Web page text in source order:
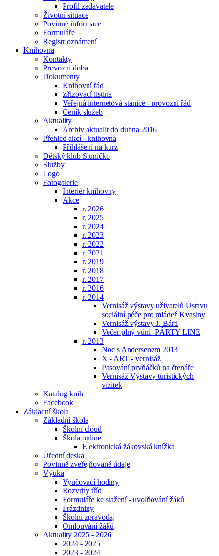
Profil zadavatele
Životní situace
Povinné informace
Formuláře
Registr oznámení
Knihovna
Kontakty
Provozní doba
Dokumenty
Knihovní řád
Zřizovací listina
Veřejná internetová stanice - provozní řád
Ceník služeb
Aktuality
Archiv aktualit do dubna 2016
Přehled akcí - knihovna
Přihlášení na kurz
Dětský klub Sluníčko
Služby
Logo
Fotogalerie
Interiér knihovny
Akce
r. 2026
r. 2025
r. 2024
r. 2023
r. 2022
r. 2021
r. 2019
r. 2018
r. 2017
r. 2016
r. 2014
Vernisáž výstavy uživatelů Ústavu
sociální péče pro mládež Kvasiny
Vernisáž výstavy J. Bártl
Večer plný vůní -PÁRTY LINE
r. 2013
Noc s Andersenem 2013
X - ART - vernisáž
Pasování prvňáčků na čtenáře
Vernisáž Výstavy turistických
vizitek
Katalog knih
Facebook
Základní škola
Základní škola
Školní cloud
Škola online
Elektronická žákovská knížka
Úřední deska
Povinně zveřejňované údaje
Výuka
Vyučovací hodiny
Rozvrhy tříd
Formuláře ke stažení - uvolňování žáků
Prázdniny
Školní zpravodaj
Omlouvání žáků
Aktuality 2025 - 2026
2024 - 2025
2023 - 2024